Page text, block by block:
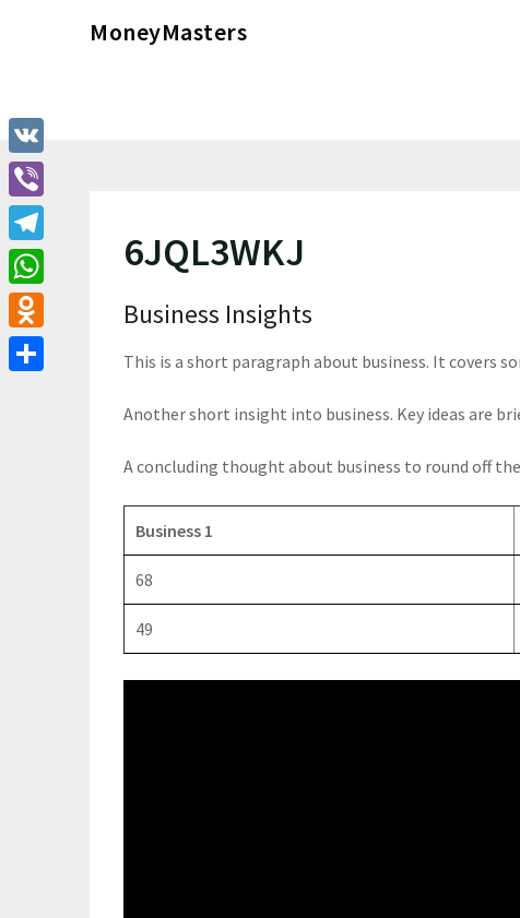
MoneyMasters
6JQL3WKJ
Business Insights
This is a short paragraph about business. It covers
Another short insight into business. Key ideas are
A concluding thought about business to round off
Business 1
68
49
VK
Viber
Telegram
WhatsApp
Odnoklassniki